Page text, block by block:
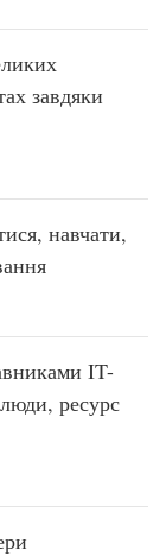
завдяки
навчати,
IT-
ресурс